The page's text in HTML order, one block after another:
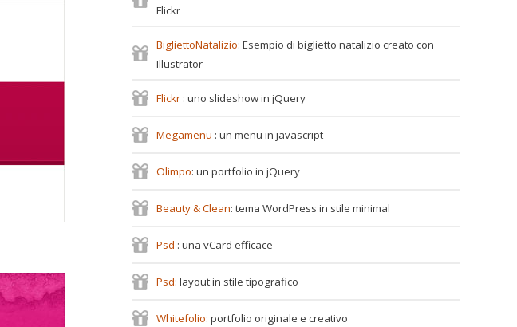
Flickr
BigliettoNatalizio: Esempio di biglietto natalizio creato con
Illustrator
Flickr : uno slideshow in jQuery
Megamenu : un menu in javascript
Olimpo: un portfolio in jQuery
Beauty & Clean: tema WordPress in stile minimal
Psd : una vCard efficace
Psd: layout in stile tipografico
Whitefolio: portfolio originale e creativo